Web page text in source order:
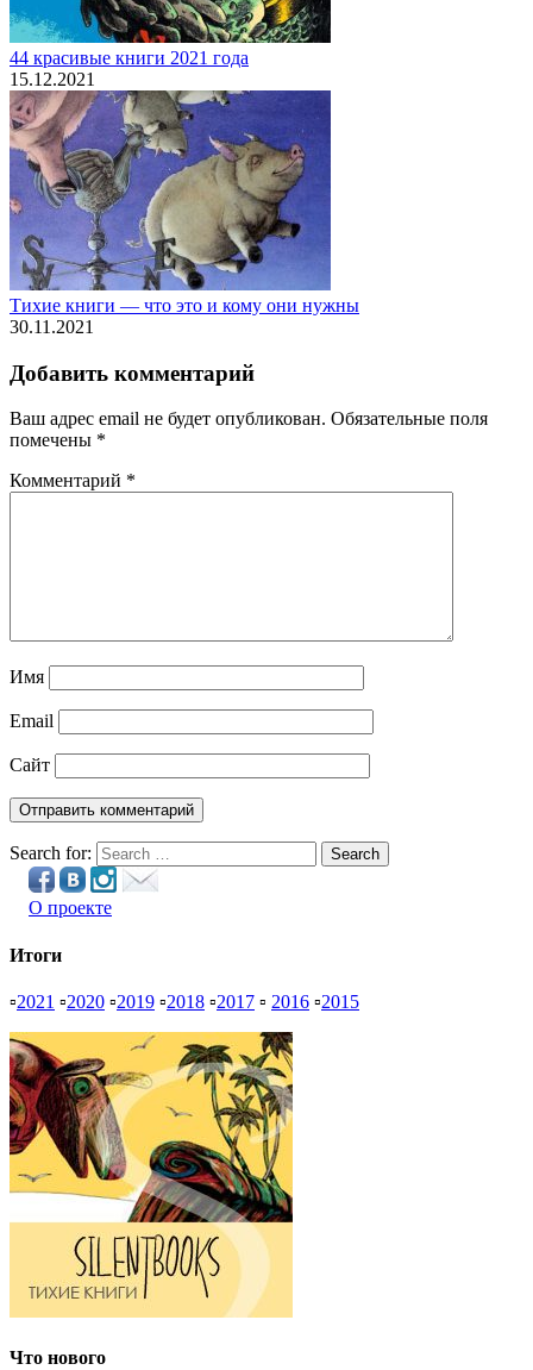
44 красивые книги 2021 года
15.12.2021
Тихие книги — что это и кому они нужны
30.11.2021
Добавить комментарий
Ваш адрес email не будет опубликован. Обязательные поля
помечены *
Комментарий *
Имя
Email
Сайт
Search for: Search
О проекте
Итоги
▫2021 ▫2020 ▫2019 ▫2018 ▫2017 ▫ 2016 ▫2015
Что нового